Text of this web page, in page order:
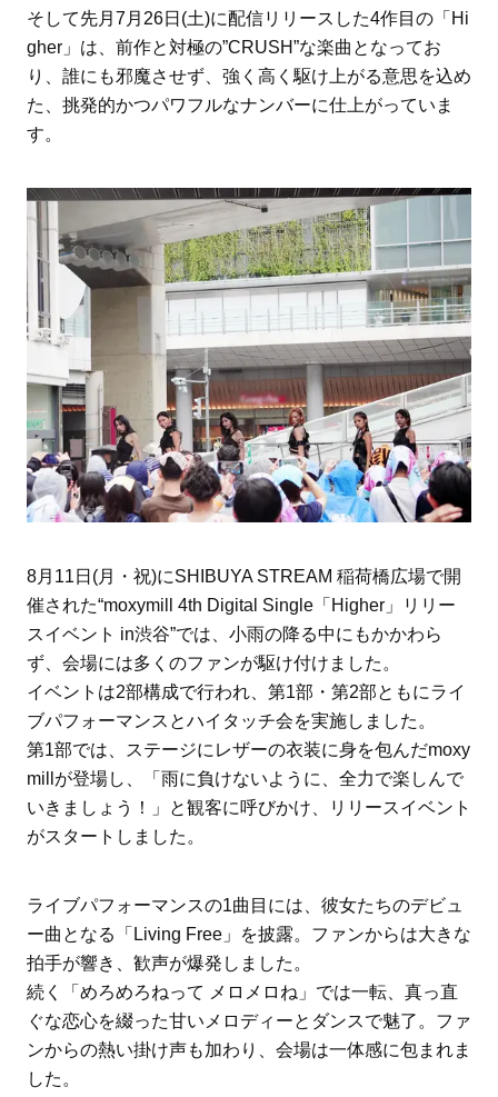
そして先月7月26日(土)に配信リリースした4作目の「Hi
gher」は、前作と対極の”CRUSH”な楽曲となってお
り、誰にも邪魔させず、強く高く駆け上がる意思を込め
た、挑発的かつパワフルなナンバーに仕上がっていま
す。
8月11日(月・祝)にSHIBUYA STREAM 稲荷橋広場で開
催された“moxymill 4th Digital Single「Higher」リリー
スイベント in渋谷”では、小雨の降る中にもかかわら
ず、会場には多くのファンが駆け付けました。
イベントは2部構成で行われ、第1部・第2部ともにライ
ブパフォーマンスとハイタッチ会を実施しました。
第1部では、ステージにレザーの衣装に身を包んだmoxy
millが登場し、「雨に負けないように、全力で楽しんで
いきましょう！」と観客に呼びかけ、リリースイベント
がスタートしました。
ライブパフォーマンスの1曲目には、彼女たちのデビュ
ー曲となる「Living Free」を披露。ファンからは大きな
拍手が響き、歓声が爆発しました。
続く「めろめろねって メロメロね」では一転、真っ直
ぐな恋心を綴った甘いメロディーとダンスで魅了。ファ
ンからの熱い掛け声も加わり、会場は一体感に包まれま
した。